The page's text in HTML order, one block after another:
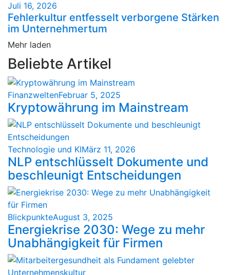
Juli 16, 2026
Fehlerkultur entfesselt verborgene Stärken
im Unternehmertum
Mehr laden
Beliebte Artikel
FinanzweltenFebruar 5, 2025
Kryptowährung im Mainstream
Technologie und KIMärz 11, 2026
NLP entschlüsselt Dokumente und
beschleunigt Entscheidungen
BlickpunkteAugust 3, 2025
Energiekrise 2030: Wege zu mehr
Unabhängigkeit für Firmen